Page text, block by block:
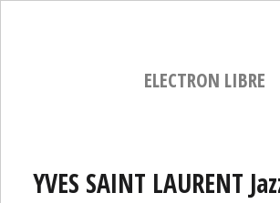
ELECTRON LIBRE
YVES SAINT LAURENT